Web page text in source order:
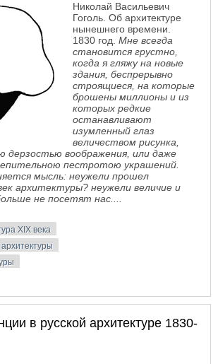
Николай Васильевич
Гоголь. Об архитектуре
нынешнего времени.
1830 год. Мне всегда
становится грустно,
когда я гляжу на новые
здания, беспрерывно
строящиеся, на которые
брошены миллионы и из
которых редкие
останавливают
изумленный глаз
величеством рисунка,
дерзостью воображения, или даже
пестротою украшений.
мысль: неужели прошел
архитектуры? неужели величие и
не посетят нас....
XIX века
в русской архитектуре 1830-